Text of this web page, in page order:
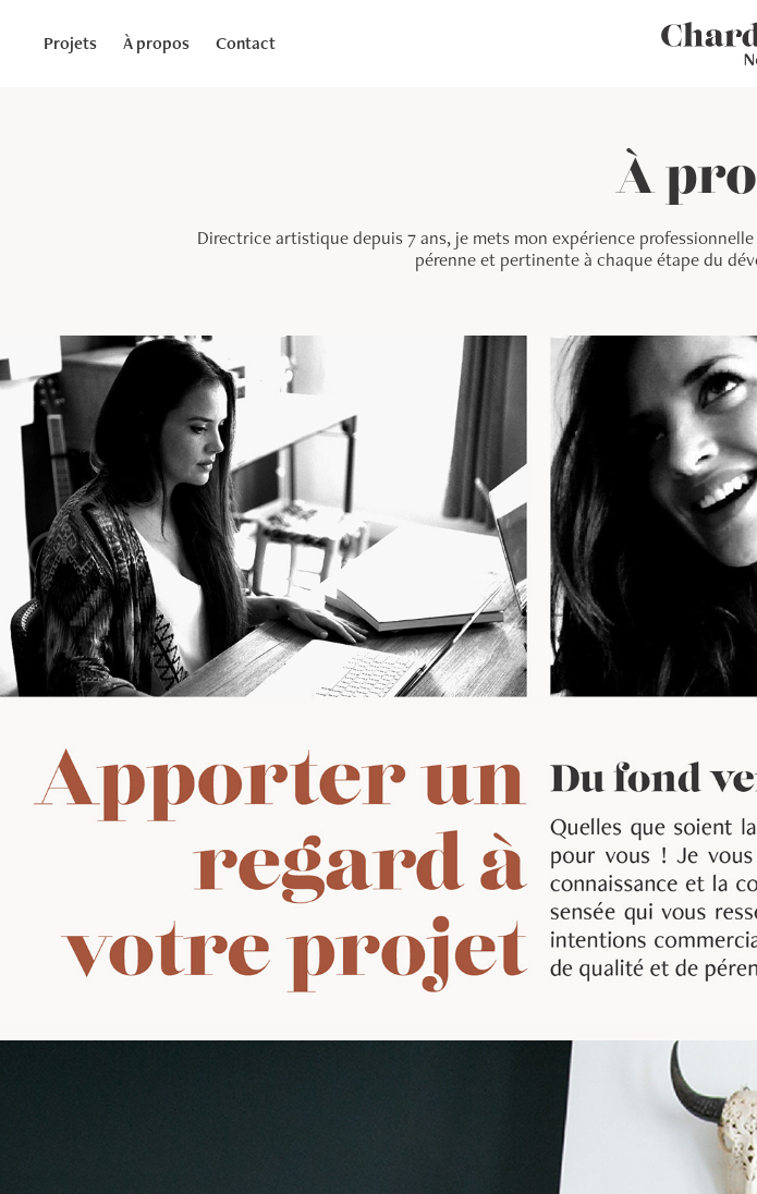
Projets À propos Contact
À
Directrice artistique depuis 7 ans, je mets mon expérience
pérenne et pertinente à chaque étape du